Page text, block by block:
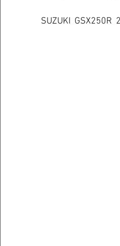
SUZUKI  GSX250R